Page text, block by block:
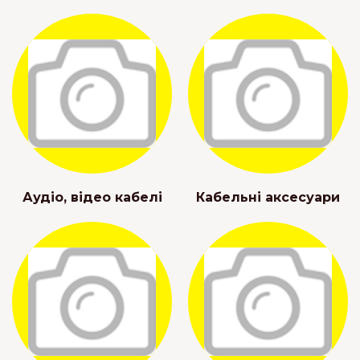
Аудіо, відео кабелі Кабельні аксесуари